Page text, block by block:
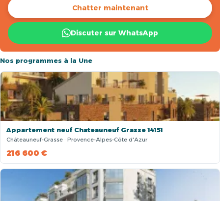
Chatter maintenant
Discuter sur WhatsApp
Nos programmes à la Une
Appartement neuf Chateauneuf Grasse 14151
Châteauneuf-Grasse · Provence-Alpes-Côte d'Azur
216 600 €